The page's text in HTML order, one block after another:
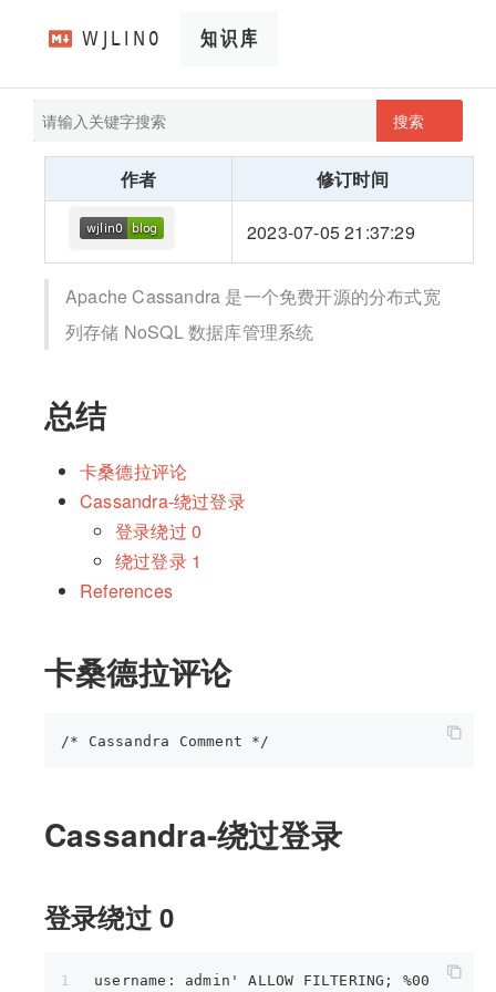
搜索
pathScan
wjlin0's blog
作者 修订时间
2023-07-05 21:37:29
Apache Cassandra 是一个免费开源的分布式宽
列存储 NoSQL 数据库管理系统
总结
卡桑德拉评论
Cassandra-绕过登录
登录绕过 0
绕过登录 1
References
卡桑德拉评论
Cassandra-绕过登录
登录绕过 0
username: admin' ALLOW FILTERING; %00